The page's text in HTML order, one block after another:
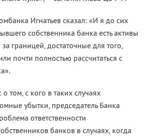
Игнатьев сказал: «И я до сих
собственника банка есть активы
за границей, достаточные для того,
почти полностью рассчитаться с
том, с кого в таких случаях
убытки, председатель Банка
ответственности
банков в случаях, когда